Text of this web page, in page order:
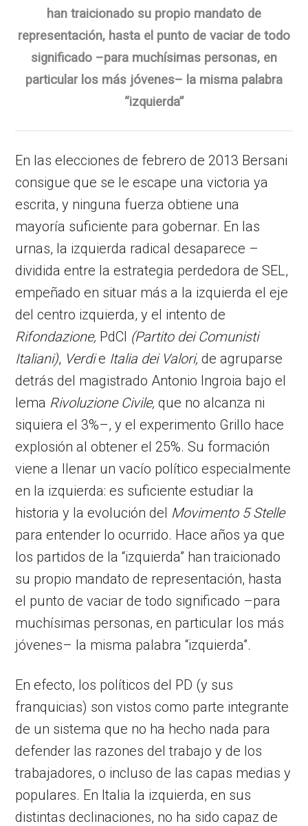
han traicionado su propio mandato de
representación, hasta el punto de vaciar de todo
significado –para muchísimas personas, en
particular los más jóvenes– la misma palabra
“izquierda”
En las elecciones de febrero de 2013 Bersani
consigue que se le escape una victoria ya
escrita, y ninguna fuerza obtiene una
mayoría suficiente para gobernar. En las
urnas, la izquierda radical desaparece –
dividida entre la estrategia perdedora de SEL,
empeñado en situar más a la izquierda el eje
del centro izquierda, y el intento de
Rifondazione, PdCI (Partito dei Comunisti
Italiani), Verdie Italia dei Valori, de agruparse
detrás del magistrado Antonio Ingroia bajo el
lema Rivoluzione Civile, que no alcanza ni
siquiera el 3%–, y el experimento Grillo hace
explosión al obtener el 25%. Su formación
viene a llenar un vacío político especialmente
en la izquierda: es suficiente estudiar la
historia y la evolución del Movimento 5 Stelle
para entender lo ocurrido. Hace años ya que
los partidos de la “izquierda” han traicionado
su propio mandato de representación, hasta
el punto de vaciar de todo significado –para
muchísimas personas, en particular los más
jóvenes– la misma palabra “izquierda”.
En efecto, los políticos del PD (y sus
franquicias) son vistos como parte integrante
de un sistema que no ha hecho nada para
defender las razones del trabajo y de los
trabajadores, o incluso de las capas medias y
populares. En Italia la izquierda, en sus
distintas declinaciones, no ha sido capaz de